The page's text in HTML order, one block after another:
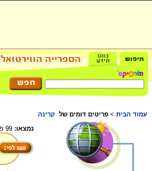
עמוד הבית > פריטים דומים של קרינה
נמצאו: